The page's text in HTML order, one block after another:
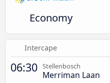
Economy
Intercape
06:30 Stellenbosch
Merriman Laan